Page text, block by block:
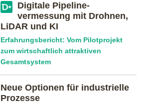
Digitale Pipeline­
vermessung mit Drohnen,
LiDAR und KI
Erfahrungsbericht: Vom Pilotprojekt
zum wirtschaftlich attraktiven
Gesamtsystem
Neue Optionen für industrielle
Prozesse